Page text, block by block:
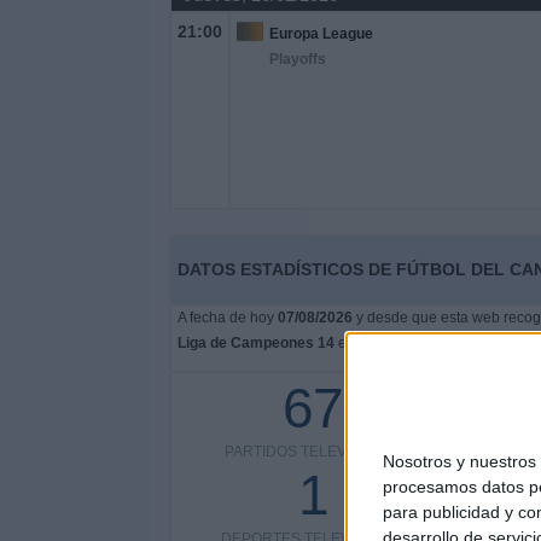
Nosotros y nuestros
procesamos datos
para publicidad y
desarrollo de
21:00
Europa League
Playoffs
DATOS ESTADÍSTICOS DE FÚTBOL DEL
A fecha de hoy 07/08/2026 y desde que esta web
Liga de Campeones 14en
67
PARTIDOS TELEVISADOS
1